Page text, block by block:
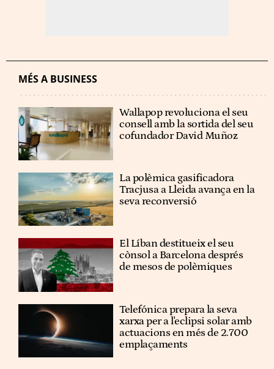
MÉS A BUSINESS
Wallapop revoluciona el seu
consell amb la sortida del seu
cofundador David Muñoz
La polèmica gasificadora
Tracjusa a Lleida avança en la
seva reconversió
El Líban destitueix el seu
cònsol a Barcelona després
de mesos de polèmiques
Telefónica prepara la seva
xarxa per a l'eclipsi solar amb
actuacions en més de 2.700
emplaçaments